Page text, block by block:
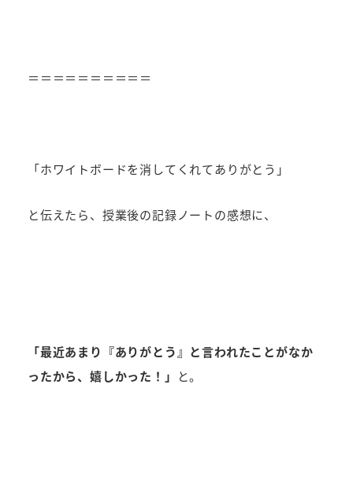
＝＝＝＝＝＝＝＝＝＝
「ホワイトボードを消してくれてありがとう」
と伝えたら、授業後の記録ノートの感想に、
「最近あまり『ありがとう』と言われたことがなか
ったから、嬉しかった！」
と。